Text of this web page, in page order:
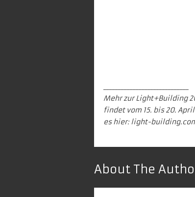
Mehr zur Light+Building
findet vom 15. bis 20.
es hier: light-
About The